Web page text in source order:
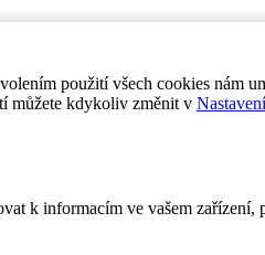
použití všech cookies nám
můžete kdykoliv změnit v
k informacím ve vašem zařízení,